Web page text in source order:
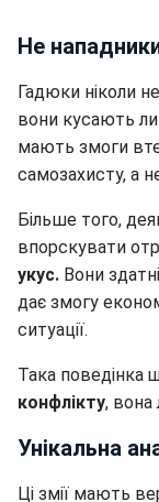
Не
Гадюки ніколи
вони кусають
мають змоги
самозахисту, а
Більше того,
впорскувати
укус. Вони
дає змогу
ситуації.
Така поведінка
конфлікту, вона
Унікальна
Ці змії мають